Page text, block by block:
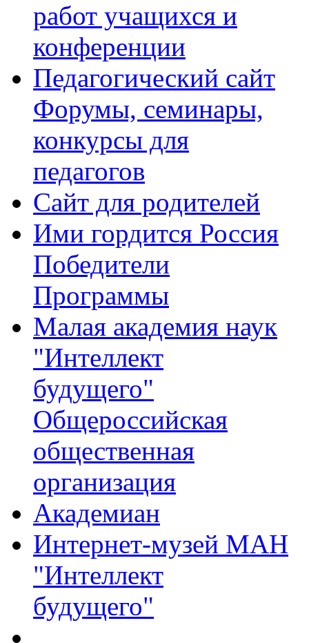
работ учащихся и
конференции
Педагогический сайт
Форумы, семинары,
конкурсы для
педагогов
Сайт для родителей
Ими гордится Россия
Победители
Программы
Малая академия наук
"Интеллект
будущего"
Общероссийская
общественная
организация
Академиан
Интернет-музей МАН
"Интеллект
будущего"